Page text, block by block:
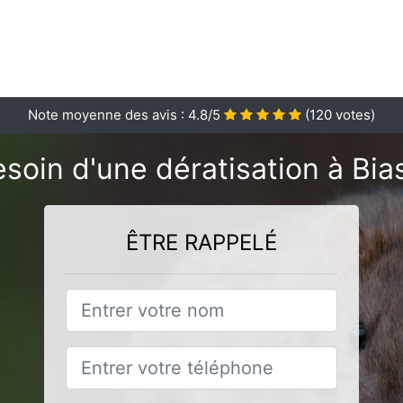
Note moyenne des avis : 4.8/5 (120 votes)
d'une dératisation à
ÊTRE RAPPELÉ